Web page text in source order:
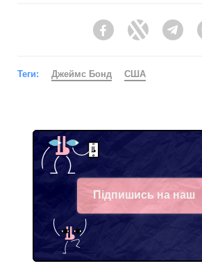
FacebookTwitter
Теги: Джеймс Бонд США
Підпишись на наш
Telegram